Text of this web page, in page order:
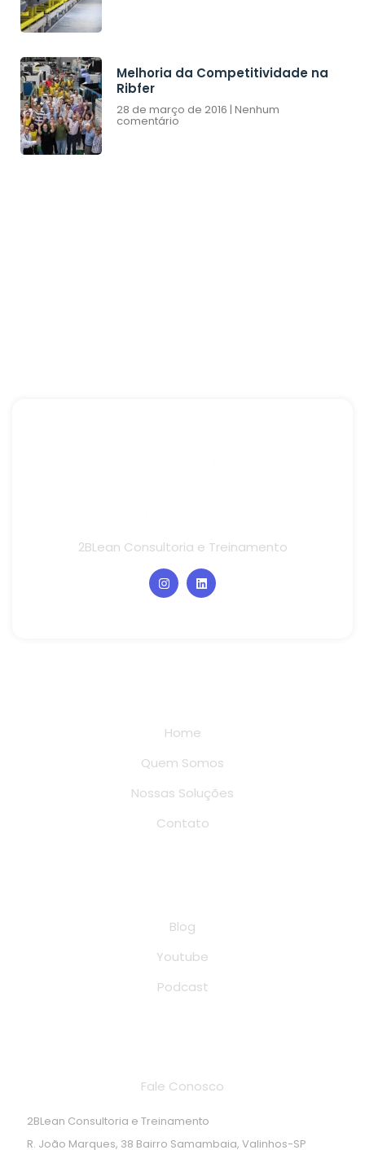
Melhoria da Competitividade na
Ribfer
28 de março de 2016 Nenhum
comentário
2BLean Consultoria e Treinamento
Home
Quem Somos
Nossas Soluções
Contato
Blog
Youtube
Podcast
Fale Conosco
2BLean Consultoria e Treinamento
R. João Marques, 38 Bairro Samambaia, Valinhos-SP